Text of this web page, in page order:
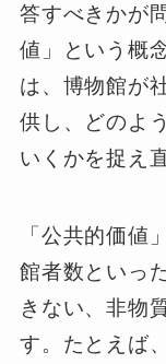
答すべきかが
値」という概
は、博物館が
供し、どのよ
いくかを捉え
「公共的価値
館者数といっ
きない、非物
す。たとえば